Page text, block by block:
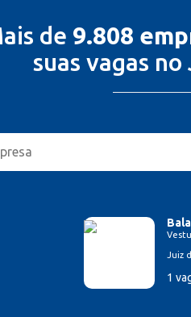
de 9.808
suas vagas
Juiz
1